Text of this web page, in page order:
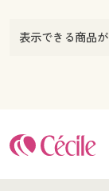
表示できる商品が